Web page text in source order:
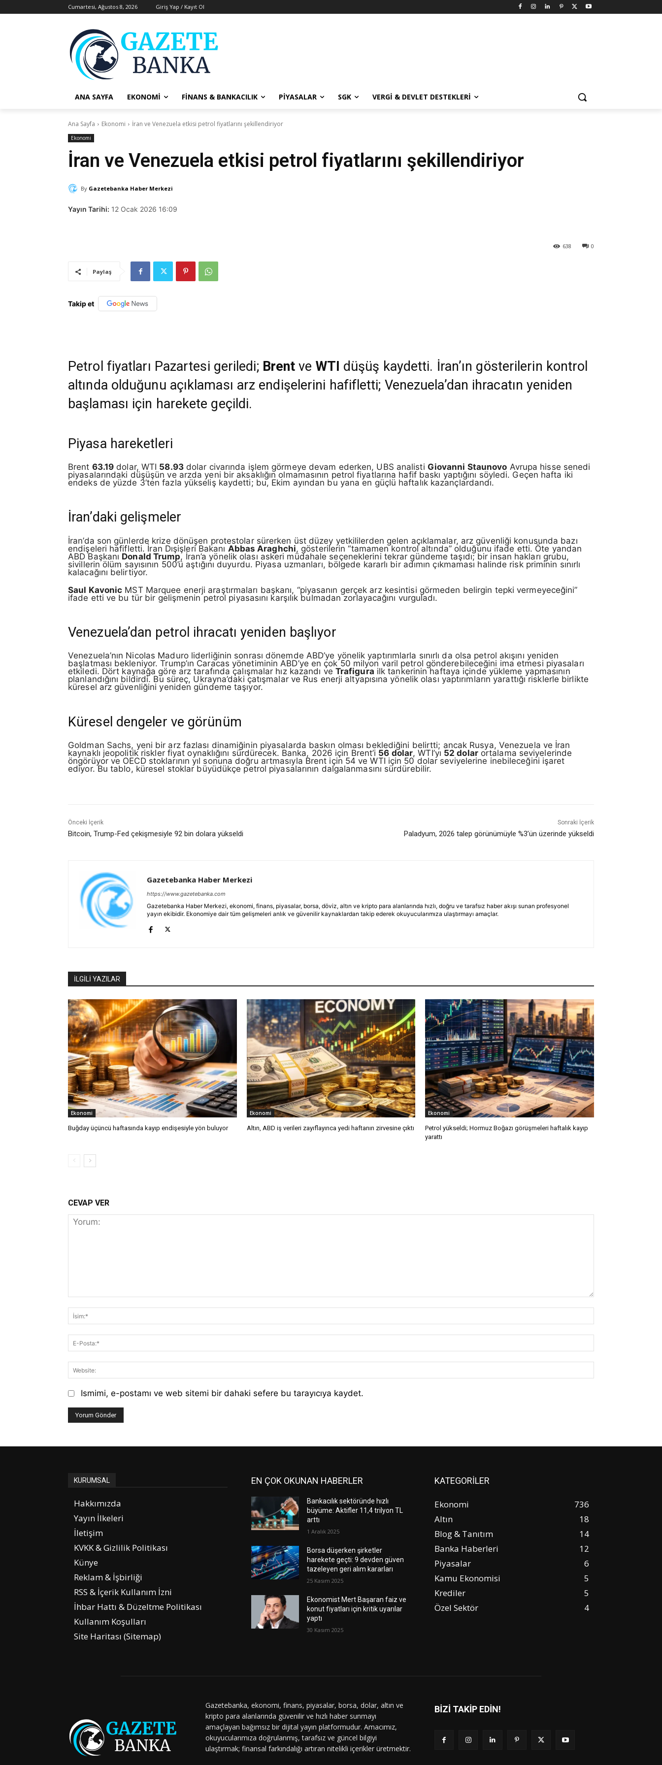
Cumartesi, Ağustos 8, 2026 Giriş Yap / Kayıt Ol
ANA SAYFA EKONOMI FINANS & BANKACILIK PIYASALAR SGK VERGI & DEVLET DESTEKLERI
Ana Sayfa Ekonomi İran ve Venezuela etkisi petrol fiyatlarını şekillendiriyor
Ekonomi
İran ve Venezuela etkisi petrol fiyatlarını şekillendiriyor
By Gazetebanka Haber Merkezi
Yayın Tarihi: 12 Ocak 2026 16:09
0
638
Paylaş
Takip et
Petrol fiyatları Pazartesi geriledi; Brent ve WTI düşüş kaydetti. İran’ın gösterilerin kontrol
altında olduğunu açıklaması arz endişelerini hafifletti; Venezuela’dan ihracatın yeniden
başlaması için harekete geçildi.
Piyasa hareketleri
Brent 63.19 dolar, WTI 58.93dolar civarında işlem görmeye devam ederken, UBS analisti Giovanni Staunovo Avrupa hisse senedi
piyasalarındaki düşüşün ve arzda yeni bir aksaklığın olmamasının petrol fiyatlarına hafif baskı yaptığını söyledi. Geçen hafta iki
endeks de yüzde 3’ten fazla yükseliş kaydetti; bu, Ekim ayından bu yana en güçlü haftalık kazançlardandı.
İran’daki gelişmeler
İran’da son günlerde krize dönüşen protestolar sürerken üst düzey yetkililerden gelen açıklamalar, arz güvenliği konusunda bazı
endişeleri hafifletti. İran Dışişleri Bakanı Abbas Araghchi, gösterilerin “tamamen kontrol altında” olduğunu ifade etti. Öte yandan
ABD Başkanı Donald Trump, İran’a yönelik olası askeri müdahale seçeneklerini tekrar gündeme taşıdı; bir insan hakları grubu,
sivillerin ölüm sayısının 500’ü aştığını duyurdu. Piyasa uzmanları, bölgede kararlı bir adımın çıkmaması halinde risk priminin sınırlı
kalacağını belirtiyor.
Saul Kavonic MST Marquee enerji araştırmaları başkanı, “piyasanın gerçek arz kesintisi görmeden belirgin tepki vermeyeceğini”
ifade etti ve bu tür bir gelişmenin petrol piyasasını karşılık bulmadan zorlayacağını vurguladı.
Venezuela’dan petrol ihracatı yeniden başlıyor
Venezuela’nın Nicolas Maduro liderliğinin sonrası dönemde ABD’ye yönelik yaptırımlarla sınırlı da olsa petrol akışını yeniden
başlatması bekleniyor. Trump’ın Caracas yönetiminin ABD’ye en çok 50 milyon varil petrol gönderebileceğini ima etmesi piyasaları
etkiledi. Dört kaynağa göre arz tarafında çalışmalar hız kazandı ve Trafigura ilk tankerinin haftaya içinde yükleme yapmasının
planlandığını bildirdi. Bu süreç, Ukrayna’daki çatışmalar ve Rus enerji altyapısına yönelik olası yaptırımların yarattığı risklerle birlikte
küresel arz güvenliğini yeniden gündeme taşıyor.
Küresel dengeler ve görünüm
Goldman Sachs, yeni bir arz fazlası dinamiğinin piyasalarda baskın olması beklediğini belirtti; ancak Rusya, Venezuela ve İran
kaynaklı jeopolitik riskler fiyat oynaklığını sürdürecek. Banka, 2026 için Brent’i 56 dolar, WTI’yı 52 dolarortalama seviyelerinde
öngörüyor ve OECD stoklarının yıl sonuna doğru artmasıyla Brent için 54 ve WTI için 50 dolar seviyelerine inebileceğini işaret
ediyor. Bu tablo, küresel stoklar büyüdükçe petrol piyasalarının dalgalanmasını sürdürebilir.
Önceki İçerik
Bitcoin, Trump-Fed çekişmesiyle 92 bin dolara yükseldi
Sonraki İçerik
Paladyum, 2026 talep görünümüyle %3’ün üzerinde yükseldi
Gazetebanka Haber Merkezi
https://www.gazetebanka.com
Gazetebanka Haber Merkezi, ekonomi, finans, piyasalar, borsa, döviz, altın ve kripto para alanlarında hızlı, doğru ve tarafsız haber akışı sunan profesyonel
yayın ekibidir. Ekonomiye dair tüm gelişmeleri anlık ve güvenilir kaynaklardan takip ederek okuyucularımıza ulaştırmayı amaçlar.
İLGİLİ YAZILAR
Ekonomi
Buğday üçüncü haftasında kayıp endişesiyle yön buluyor
Ekonomi
Altın, ABD iş verileri zayıflayınca yedi haftanın zirvesine çıktı
Ekonomi
Petrol yükseldi; Hormuz Boğazı görüşmeleri haftalık kayıp
yarattı
CEVAP VER
Ismimi, e-postamı ve web sitemi bir dahaki sefere bu tarayıcıya kaydet.
KURUMSAL
Hakkımızda
Yayın İlkeleri
İletişim
KVKK & Gizlilik Politikası
Künye
Reklam & İşbirliği
RSS & İçerik Kullanım İzni
İhbar Hattı & Düzeltme Politikası
Kullanım Koşulları
Site Haritası (Sitemap)
EN ÇOK OKUNAN HABERLER
Bankacılık sektöründe hızlı
büyüme: Aktifler 11,4 trilyon TL
arttı
1 Aralık 2025
Borsa düşerken şirketler
harekete geçti: 9 devden güven
tazeleyen geri alım kararları
25 Kasım 2025
Ekonomist Mert Başaran faiz ve
konut fiyatları için kritik uyarılar
yaptı
30 Kasım 2025
KATEGORİLER
Ekonomi
736
Altın
18
Blog & Tanıtım
14
Banka Haberleri
12
Piyasalar
6
Kamu Ekonomisi
5
Krediler
5
Özel Sektör
4
Gazetebanka, ekonomi, finans, piyasalar, borsa, dolar, altın ve
kripto para alanlarında güvenilir ve hızlı haber sunmayı
amaçlayan bağımsız bir dijital yayın platformudur. Amacımız,
okuyucularımıza doğrulanmış, tarafsız ve güncel bilgiyi
ulaştırmak; finansal farkındalığı artıran nitelikli içerikler üretmektir.
BİZİ TAKİP EDİN!